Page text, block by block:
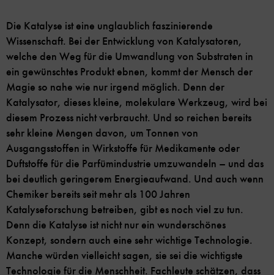
Die Katalyse ist eine unglaublich faszinierende
Wissenschaft. Bei der Entwicklung von Katalysatoren,
welche den Weg für die Umwandlung von Substraten in
ein gewünschtes Produkt ebnen, kommt der Mensch der
Magie so nahe wie nur irgend möglich. Denn der
Katalysator, dieses kleine, molekulare Werkzeug, wird bei
diesem Prozess nicht verbraucht. Und so reichen bereits
sehr kleine Mengen davon, um Tonnen von
Ausgangsstoffen in Wirkstoffe für Medikamente oder
Duftstoffe für die Parfümindustrie umzuwandeln – und das
bei deutlich geringerem Energieaufwand. Und auch wenn
Chemiker bereits seit mehr als 100 Jahren
Katalyseforschung betreiben, gibt es noch viel zu tun.
Denn die Katalyse ist nicht nur ein wunderschönes
Konzept, sondern auch eine sehr wichtige Technologie.
Manche würden vielleicht sagen, sie sei die wichtigste
Technologie für die Menschheit. Fachleute schätzen, dass